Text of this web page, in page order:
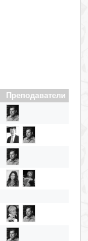
Преподаватели